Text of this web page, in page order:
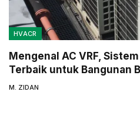
HVACR
Mengenal AC VRF,
Terbaik untuk Bangunan
M. ZIDAN